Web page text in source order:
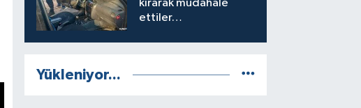
kırarak müdahale
ettiler…
Yükleniyor...